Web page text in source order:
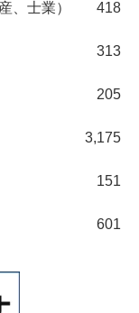
、士業） 418
313
205
3,175
151
601